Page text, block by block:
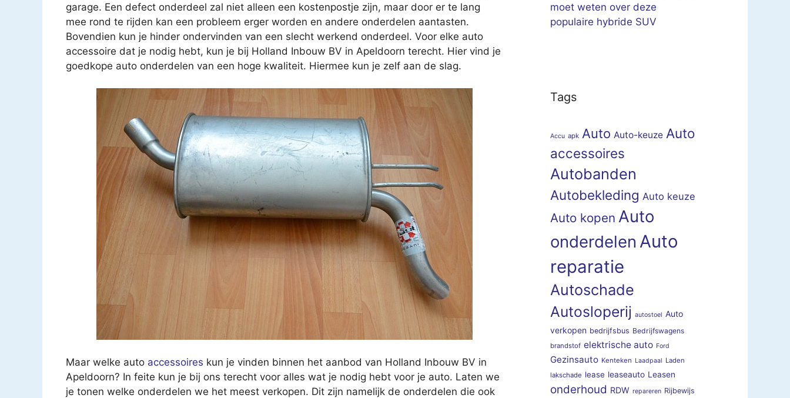
garage. Een defect onderdeel zal niet alleen een kostenpostje zijn, maar door er te lang
mee rond te rijden kan een probleem erger worden en andere onderdelen aantasten.
Bovendien kun je hinder ondervinden van een slecht werkend onderdeel. Voor elke auto
accessoire dat je nodig hebt, kun je bij Holland Inbouw BV in Apeldoorn terecht. Hier vind je
goedkope auto onderdelen van een hoge kwaliteit. Hiermee kun je zelf aan de slag.
Maar welke auto accessoires kun je vinden binnen het aanbod van Holland Inbouw BV in
Apeldoorn? In feite kun je bij ons terecht voor alles wat je nodig hebt voor je auto. Laten we
je tonen welke onderdelen we het meest verkopen. Dit zijn namelijk de onderdelen die ook
moet weten over deze
populaire hybride SUV
Tags
Accu apk Auto Auto-keuze Auto
accessoires
Autobanden
Autobekleding Auto keuze
Auto kopen Auto
onderdelen Auto
reparatie
Autoschade
Autosloperij autostoel Auto
verkopen bedrijfsbus Bedrijfswagens
brandstof elektrische auto Ford
Gezinsauto Kenteken Laadpaal Laden
lakschade lease leaseauto Leasen
onderhoud RDW repareren Rijbewijs